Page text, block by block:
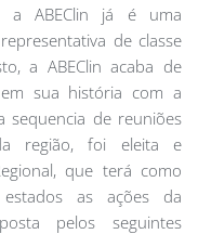
a ABEClin já é uma
de classe
a ABEClin acaba de
sua história com a
sequencia de reuniões
região, foi eleita e
que terá como
as ações da
pelos seguintes